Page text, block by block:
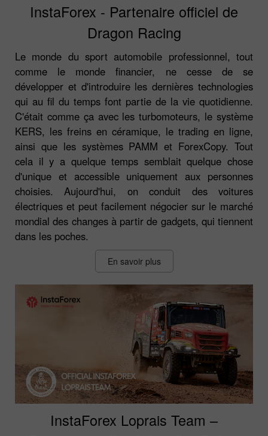
InstaForex - Partenaire officiel de
Dragon Racing
Le monde du sport automobile professionnel, tout
comme le monde financier, ne cesse de se
développer et d'introduire les dernières technologies
qui au fil du temps font partie de la vie quotidienne.
C'était comme ça avec les turbomoteurs, le système
KERS, les freins en céramique, le trading en ligne,
ainsi que les systèmes PAMM et ForexCopy. Tout
cela il y a quelque temps semblait quelque chose
d'unique et accessible uniquement aux personnes
choisies. Aujourd'hui, on conduit des voitures
électriques et peut facilement négocier sur le marché
mondial des changes à partir de gadgets, qui tiennent
dans les poches.
En savoir plus
InstaForex Loprais Team –